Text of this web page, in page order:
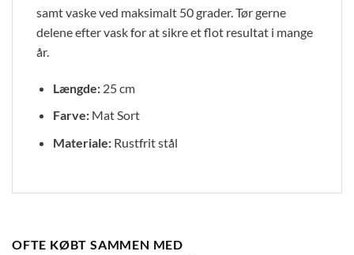
samt vaske ved maksimalt 50 grader. Tør gerne
delene efter vask for at sikre et flot resultat i mange
år.
Længde:25 cm
Farve: Mat Sort
Materiale:Rustfrit stål
OFTE KØBT SAMMEN MED